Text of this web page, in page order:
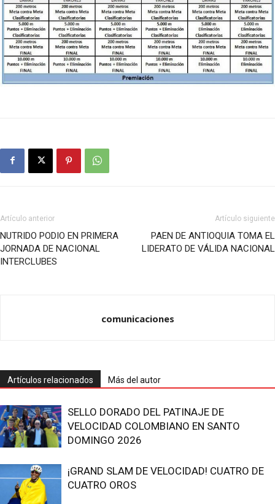
Artículo anterior
NUTRIDO PODIO EN PRIMERA
JORNADA DE NACIONAL
INTERCLUBES
Artículo siguiente
PAEN DE ANTIOQUIA TOMA EL
LIDERATO DE VÁLIDA NACIONAL
comunicaciones
Artículos relacionados Más del autor
SELLO DORADO DEL PATINAJE DE
VELOCIDAD COLOMBIANO EN SANTO
DOMINGO 2026
¡GRAND SLAM DE VELOCIDAD! CUATRO DE
CUATRO OROS